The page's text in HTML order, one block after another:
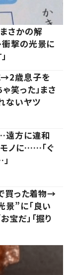
さかの解
衝撃の光景に
→2歳息子を
笑った」まさ
ないヤツ
遠方に違和
モノに……「ぐ
買った着物→
”に「良い
宝だ」「掘り